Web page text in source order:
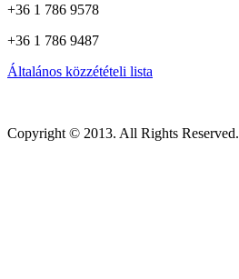
+36 1 786 9578
+36 1 786 9487
Általános közzétételi lista
Copyright © 2013. All Rights Reserved.